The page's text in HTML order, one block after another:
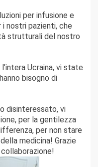
per infusione e
nostri pazienti, che
strutturali del nostro
Ucraina, vi state
bisogno di
disinteressato, vi
per la gentilezza
per non stare
medicina! Grazie